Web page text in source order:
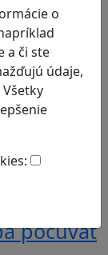
o
a či ste
údaje,
počúvať